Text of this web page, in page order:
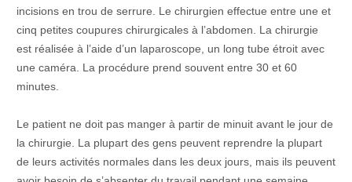
incisions en trou de serrure. Le chirurgien effectue entre une et
cinq petites coupures chirurgicales à l’abdomen. La chirurgie
est réalisée à l’aide d’un laparoscope, un long tube étroit avec
une caméra. La procédure prend souvent entre 30 et 60
minutes.
Le patient ne doit pas manger à partir de minuit avant le jour de
la chirurgie. La plupart des gens peuvent reprendre la plupart
de leurs activités normales dans les deux jours, mais ils peuvent